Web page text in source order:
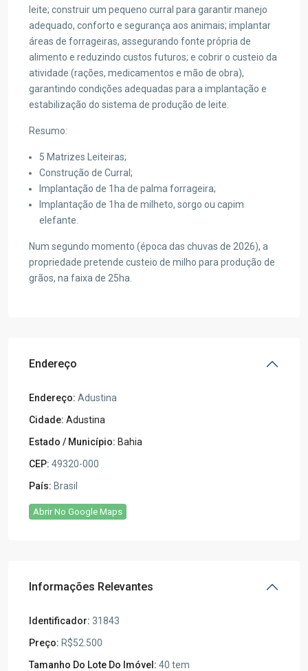
leite; construir um pequeno curral para garantir manejo
adequado, conforto e segurança aos animais; implantar
áreas de forrageiras, assegurando fonte própria de
alimento e reduzindo custos futuros; e cobrir o custeio da
atividade (rações, medicamentos e mão de obra),
garantindo condições adequadas para a implantação e
estabilização do sistema de produção de leite.
Resumo:
5 Matrizes Leiteiras;
Construção de Curral;
Implantação de 1ha de palma forrageira;
Implantação de 1ha de milheto, sorgo ou capim
elefante.
Num segundo momento (época das chuvas de 2026), a
propriedade pretende custeio de milho para produção de
grãos, na faixa de 25ha.
Endereço
Endereço: Adustina
Cidade: Adustina
Estado / Município: Bahia
CEP: 49320-000
País: Brasil
Abrir No Google Maps
Informações Relevantes
Identificador: 31843
Preço: R$52.500
Tamanho Do Lote Do Imóvel: 40 tem